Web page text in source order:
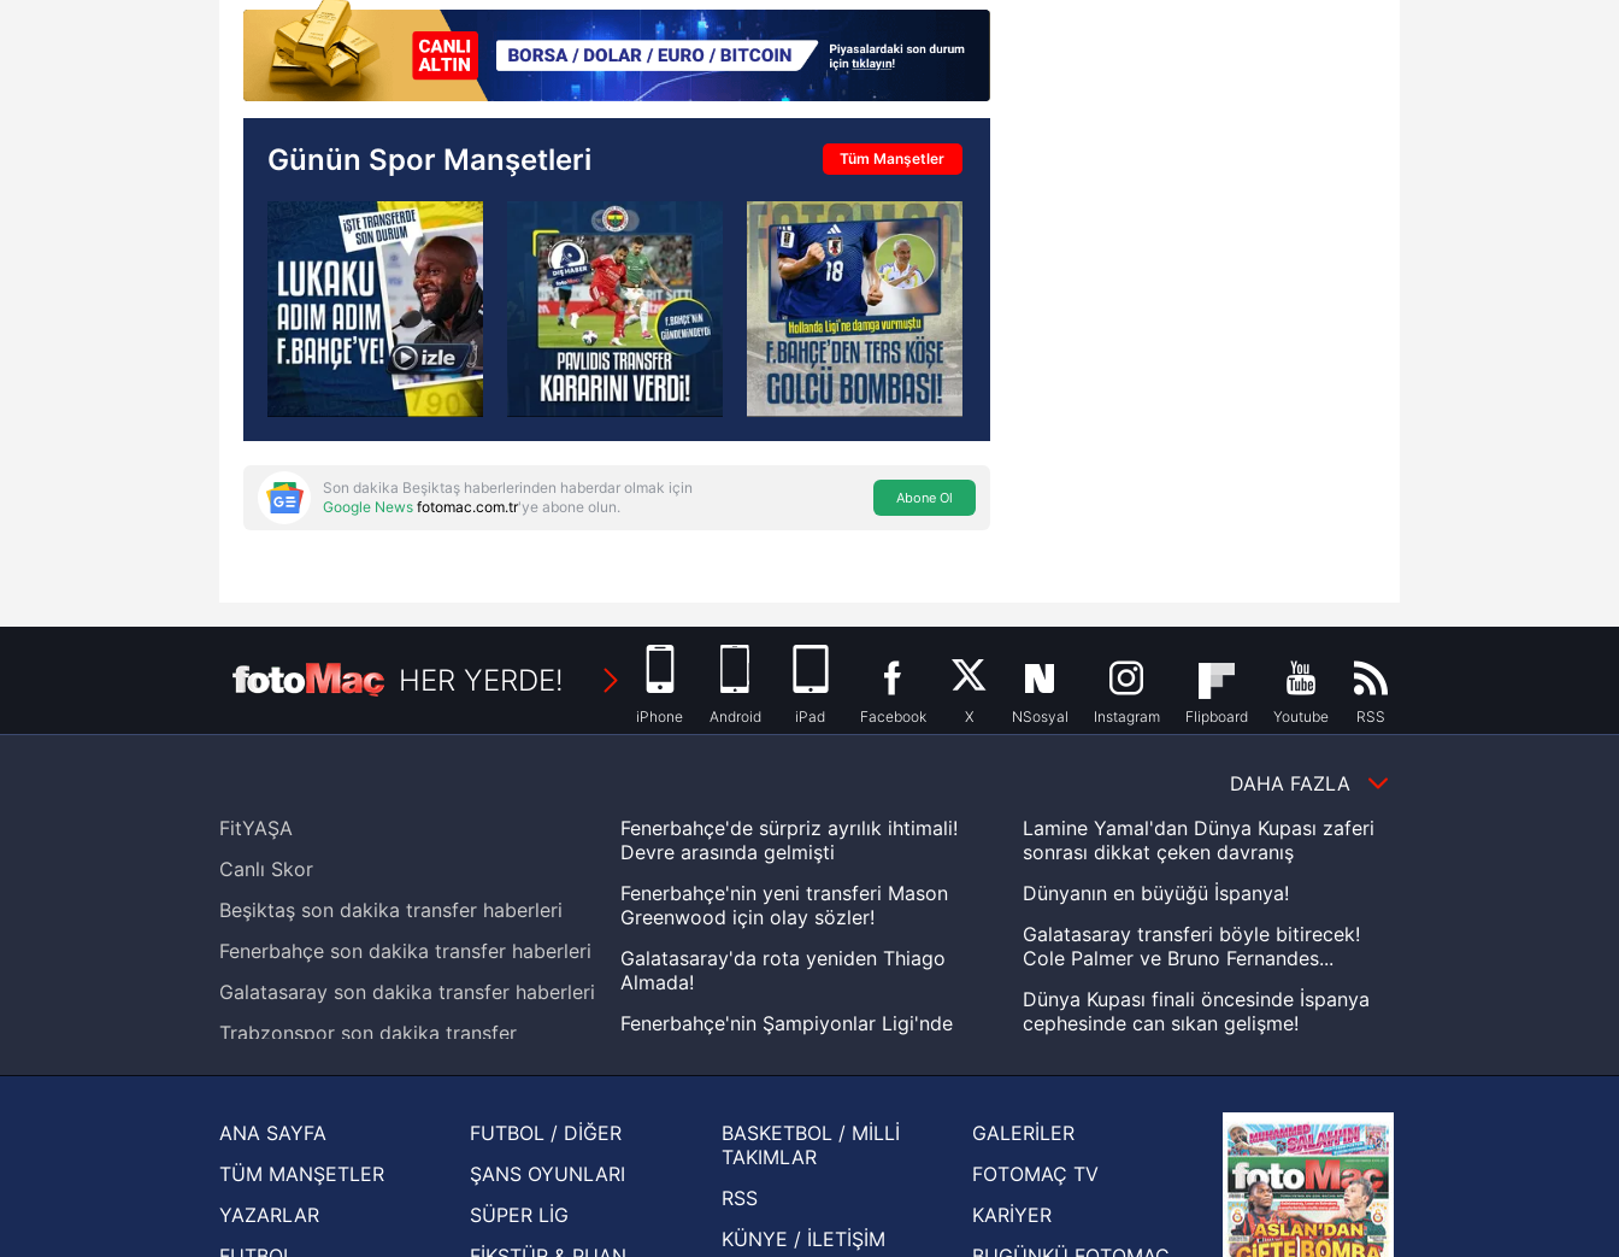
Günün Spor Manşetleri Tüm Manşetler
Son dakika Beşiktaş haberlerinden haberdar olmak için
Google News fotomac.com.tr'ye abone olun. Abone Ol
HER YERDE!
iPhone Android iPad Facebook X NSosyal Instagram Flipboard Youtube RSS
DAHA FAZLA
FitYAŞA
Canlı Skor
Beşiktaş son dakika transfer haberleri
Fenerbahçe son dakika transfer haberleri
Galatasaray son dakika transfer haberleri
Trabzonspor son dakika transfer
Ziraat Türkiye Kupası haberleri
UEFA Şampiyonlar Ligi haberleri
UEFA Avrupa Ligi haberleri
Fenerbahçe'de sürpriz ayrılık ihtimali!
Devre arasında gelmişti
Fenerbahçe'nin yeni transferi Mason
Greenwood için olay sözler!
Galatasaray'da rota yeniden Thiago
Almada!
Fenerbahçe'nin Şampiyonlar Ligi'nde
Zabrze'yi elerlerse...
basından gündem olan manşetler!
Beşiktaş'ın UEFA Avrupa Ligi'nde 3. Ön
Eleme Turu muhtemel rakipleri belli oldu!
Lamine Yamal'dan Dünya Kupası zaferi
sonrası dikkat çeken davranış
Dünyanın en büyüğü İspanya!
Galatasaray transferi böyle bitirecek!
Cole Palmer ve Bruno Fernandes...
Dünya Kupası finali öncesinde İspanya
cephesinde can sıkan gelişme!
Hernan Crespo, Meksika Ligi
ekiplerinden Atlas'ın yeni teknik direktörü
oldu
ANA SAYFA
TÜM MANŞETLER
YAZARLAR
FUTBOL / DİĞER
ŞANS OYUNLARI
SÜPER LİG
BASKETBOL / MİLLİ
TAKIMLAR
RSS
KÜNYE / İLETİŞİM
GALERİLER
FOTOMAÇ TV
KARİYER